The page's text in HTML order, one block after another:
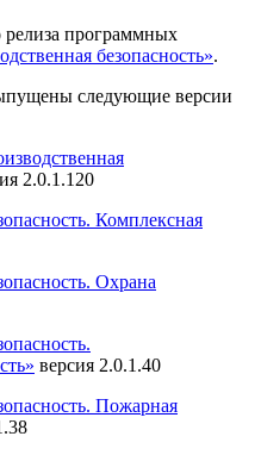
программных
безопасность».
следующие версии
2.0.1.120
Комплексная
Охрана
версия 2.0.1.40
Пожарная